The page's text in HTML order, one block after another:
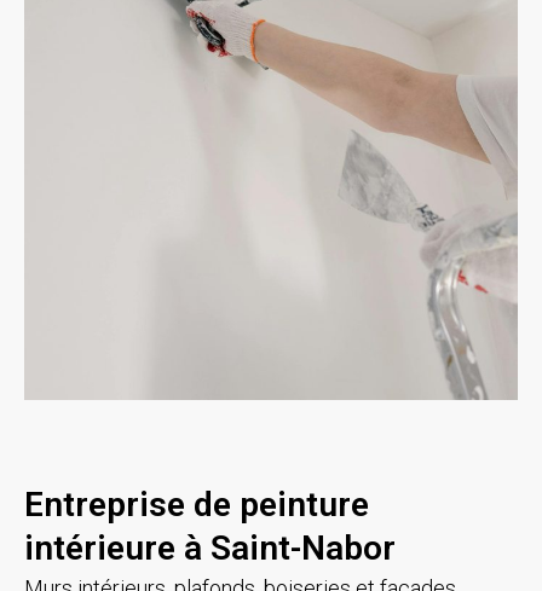
Entreprise de peinture
intérieure à Saint-Nabor